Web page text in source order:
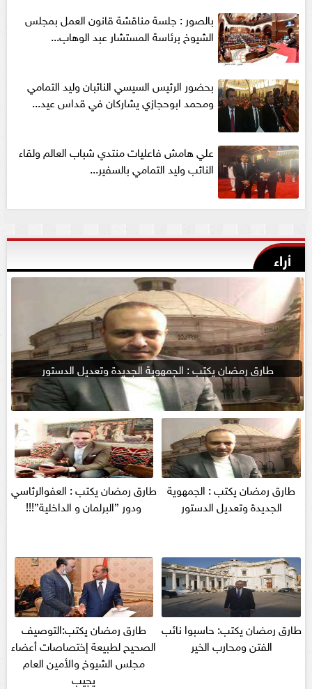
بالصور : جلسة مناقشة قانون العمل بمجلس
الشيوخ برئاسة المستشار عبد الوهاب...
بحضور الرئيس السيسي النائبان وليد التمامي
ومحمد ابوحجازي يشاركان في قداس عيد...
علي هامش فاعليات منتدي شباب العالم ولقاء
النائب وليد التمامي بالسفير...
أراء
طارق رمضان يكتب : الجمهوية الجديدة وتعديل الدستور
طارق رمضان يكتب : الجمهوية
الجديدة وتعديل الدستور
طارق رمضان يكتب : العفوالرئاسي
ودور ”البرلمان و الداخلية”!!!
طارق رمضان يكتب: حاسبوا نائب
الفتن ومحارب الخير
طارق رمضان يكتب:التوصيف
الصحيح لطبيعة إختصاصات أعضاء
مجلس الشيوخ والأمين العام
يجيب